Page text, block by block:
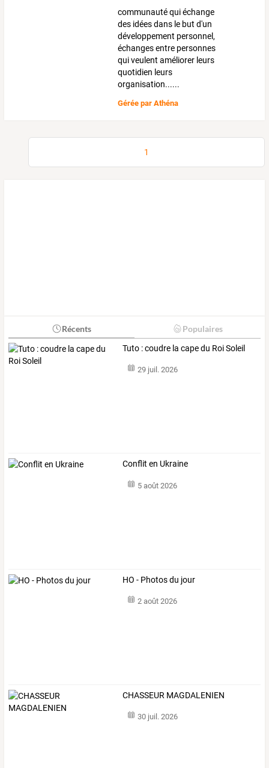
communauté qui échange
des idées dans le but d'un
développement personnel,
échanges entre personnes
qui veulent améliorer leurs
quotidien leurs
organisation......
Gérée parAthéna
1
Récents Populaires
Tuto : coudre la cape du Roi Soleil
29 juil. 2026
Conflit en Ukraine
5 août 2026
HO - Photos du jour
2 août 2026
CHASSEUR MAGDALENIEN
30 juil. 2026